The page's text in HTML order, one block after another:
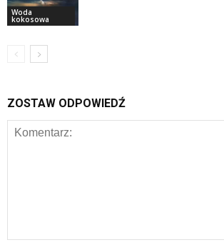
Woda
kokosowa
ZOSTAW ODPOWIEDŹ